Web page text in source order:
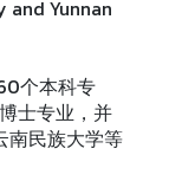
Yunnan
个本科专
士专业，并
南民族大学等